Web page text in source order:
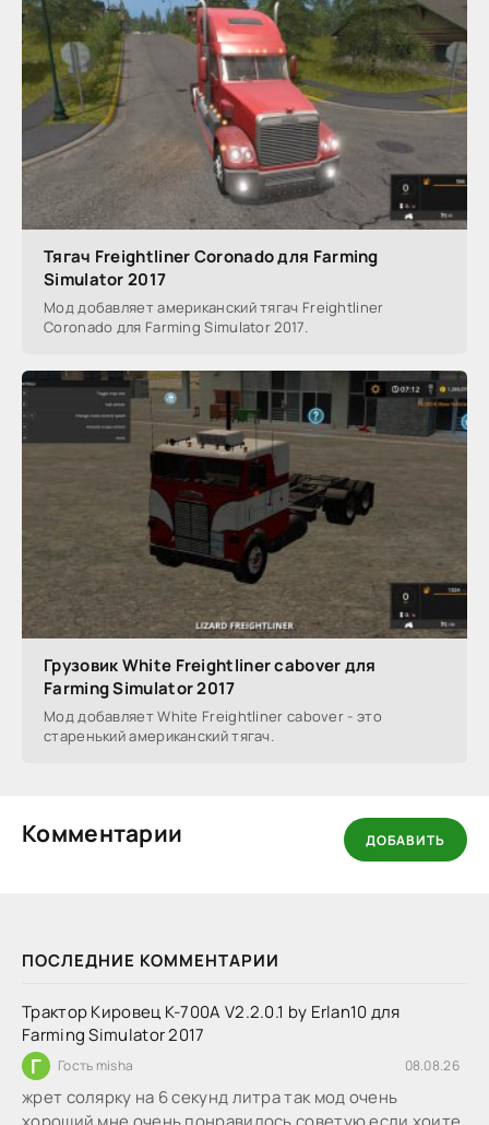
ПОСЛЕДНИЕ КОММЕНТАРИИ
Трактор Кировец К-700А V2.2.0.1 by Erlan10 для
Farming Simulator 2017
Г Гость misha 08.08.26
жрет солярку на 6 секунд литра так мод очень
Тягач Freightliner Coronado для Farming
Simulator 2017
Мод добавляет американский тягач Freightliner
Coronado для Farming Simulator 2017.
Грузовик White Freightliner cabover для
Farming Simulator 2017
Мод добавляет White Freightliner cabover - это
старенький американский тягач.
Комментарии ДОБАВИТЬ